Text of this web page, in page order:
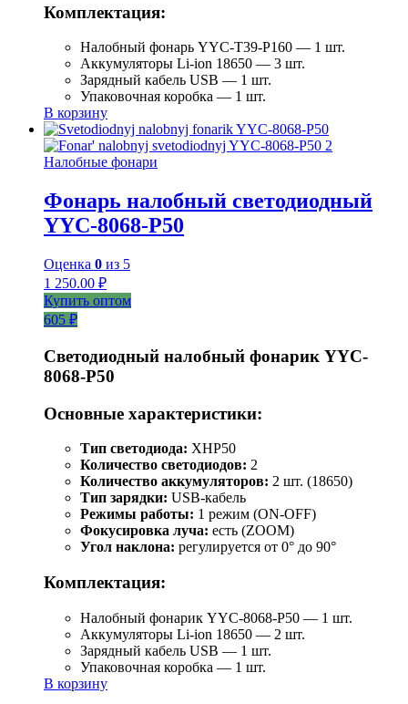
Комплектация:
Налобный фонарь YYC-T39-P160 — 1 шт.
Аккумуляторы Li-ion 18650 — 3 шт.
Зарядный кабель USB — 1 шт.
Упаковочная коробка — 1 шт.
В корзину
Налобные фонари
Фонарь налобный светодиодный
YYC-8068-P50
Оценка 0 из 5
1 250.00 ₽
Купить оптом
605 ₽
Светодиодный налобный фонарик YYC-
8068-P50
Основные характеристики:
Тип светодиода: XHP50
Количество светодиодов: 2
Количество аккумуляторов: 2 шт. (18650)
Тип зарядки: USB-кабель
Режимы работы: 1 режим (ON-OFF)
Фокусировка луча: есть (ZOOM)
Угол наклона: регулируется от 0° до 90°
Комплектация:
Налобный фонарик YYC-8068-P50 — 1 шт.
Аккумуляторы Li-ion 18650 — 2 шт.
Зарядный кабель USB — 1 шт.
Упаковочная коробка — 1 шт.
В корзину